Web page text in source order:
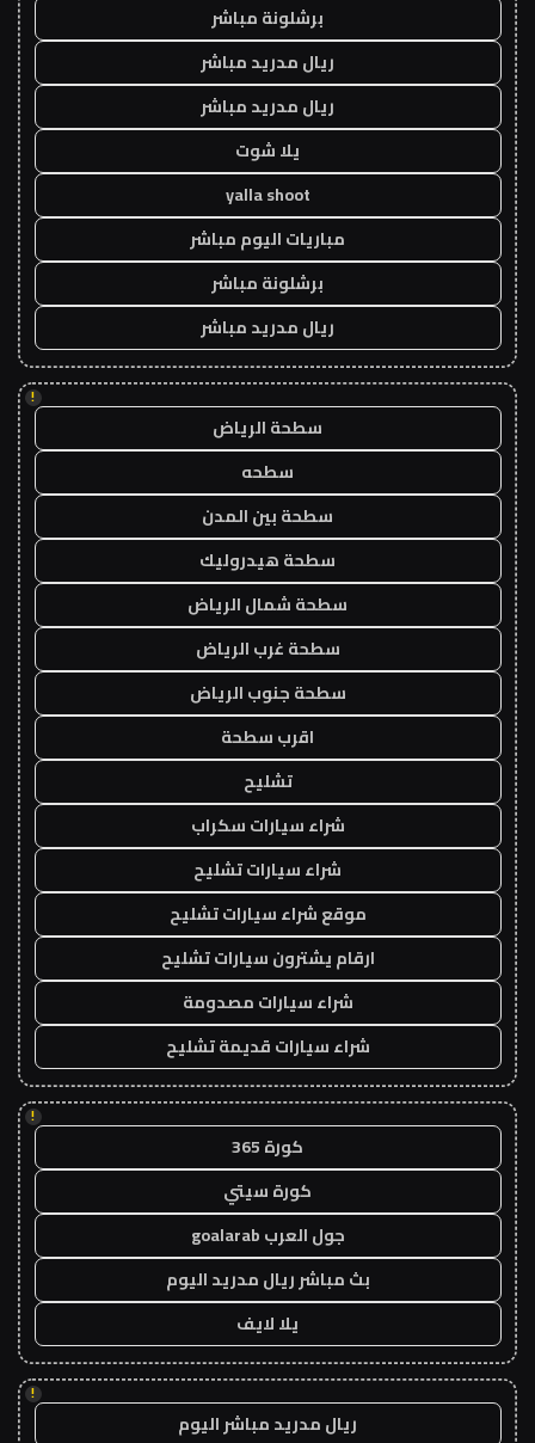
برشلونة مباشر
ريال مدريد مباشر
ريال مدريد مباشر
يلا شوت
yalla shoot
مباريات اليوم مباشر
برشلونة مباشر
ريال مدريد مباشر
!
سطحة الرياض
سطحه
سطحة بين المدن
سطحة هيدروليك
سطحة شمال الرياض
سطحة غرب الرياض
سطحة جنوب الرياض
اقرب سطحة
تشليح
شراء سيارات سكراب
شراء سيارات تشليح
موقع شراء سيارات تشليح
ارقام يشترون سيارات تشليح
شراء سيارات مصدومة
شراء سيارات قديمة تشليح
!
كورة 365
كورة سيتي
جول العرب goalarab
بث مباشر ريال مدريد اليوم
يلا لايف
!
ريال مدريد مباشر اليوم